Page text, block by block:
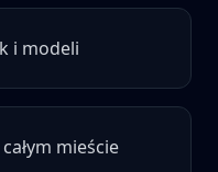
i modeli
mieście